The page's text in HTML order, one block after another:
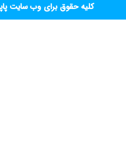
کلیه حقوق برای وب سایت